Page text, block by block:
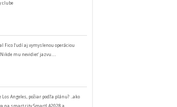
clube
Fico ľudí aj vymyslenou operáciou
Nikde mu nevidieť jazvu…
Los Angeles, požiar podľa plánu? ..ako